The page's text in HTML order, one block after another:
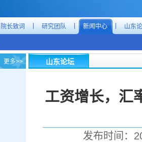
院长致词 研究团队 新闻中心 山东
更多>> 山东论坛
工资增长，
发布时间：